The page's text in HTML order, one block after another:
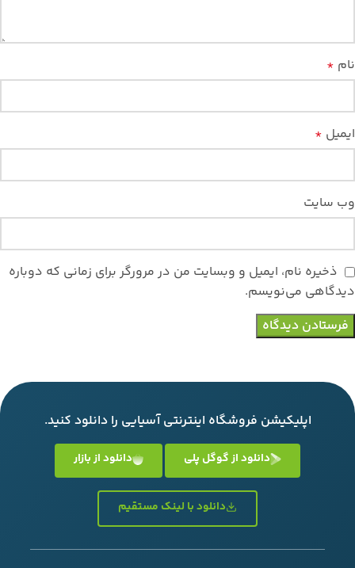
نام *
ایمیل *
وب‌ سایت
ذخیره نام، ایمیل و وبسایت من در مرورگر برای زمانی که دوباره
دیدگاهی می‌نویسم.
اپلیکیشن فروشگاه اینترنتی آسیایی را دانلود کنید.
دانلود از گوگل پلی دانلود از بازار
دانلود با لینک مستقیم